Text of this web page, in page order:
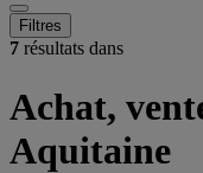
Filtres
7 résultats dans
Achat,
Aquitaine